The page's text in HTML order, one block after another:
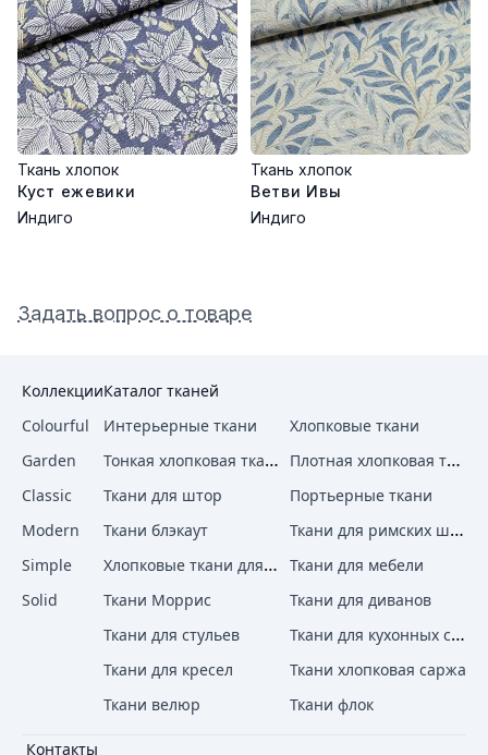
Ткань хлопок
Куст ежевики
Индиго
Ткань хлопок
Ветви Ивы
Индиго
Задать вопрос о товаре
Контакты
Коллекции
Colourful
Garden
Classic
Modern
Simple
Solid
Каталог тканей
Интерьерные ткани
Хлопковые ткани
Тонкая хлопковая ткань Плотная хлопковая ткань
Ткани для штор
Портьерные ткани
Ткани блэкаут
Ткани для римских штор
Хлопковые ткани для штор
Ткани для мебели
Ткани Моррис
Ткани для диванов
Ткани для стульев
Ткани для кухонных стульев
Ткани для кресел
Ткани хлопковая саржа
Ткани велюр
Ткани флок